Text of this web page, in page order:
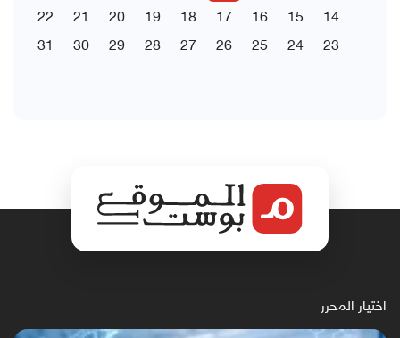
14
15
16
17
18
19
20
21
22
23
24
25
26
27
28
29
30
31
اختيار المحرر